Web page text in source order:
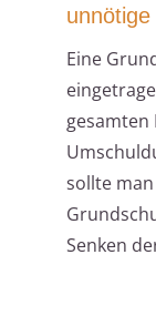
Eine
gesamten
sollte
Senken